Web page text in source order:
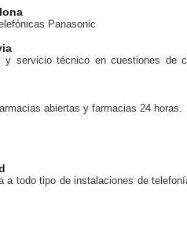
Panasonic
y servicio técnico en cuestiones de
abiertas y farmacias 24 horas.
a todo tipo de instalaciones de